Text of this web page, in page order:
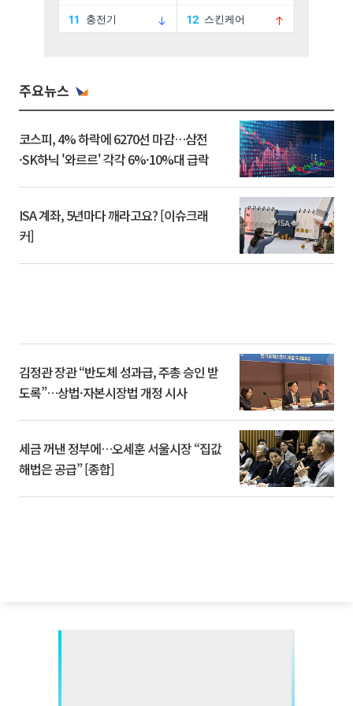
주요뉴스
코스피, 4% 하락에 6270선 마감…삼전
·SK하닉 '와르르' 각각 6%·10%대 급락
ISA 계좌, 5년마다 깨라고요? [이슈크래
커]
김정관 장관 “반도체 성과급, 주총 승인 받
도록”…상법·자본시장법 개정 시사
세금 꺼낸 정부에…오세훈 서울시장 “집값
해법은 공급” [종합]